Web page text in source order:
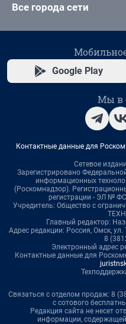
Все города сети
Google Play
Мы в
Контактные данные для
Сетевое
Зарегистрировано
информационных
(Роскомнадзор).
регистрации - ЭЛ №
Учредитель: Общество с
Главный редактор:
Адрес редакции: Россия, Омск,
8
Электронный адрес
Контактные данные для
Связаться с отделом продаж: 8
с сотового
Редакция сайта не несет
информации,